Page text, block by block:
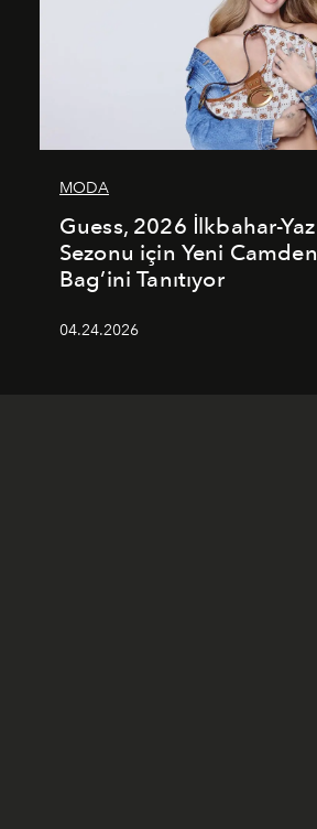
MODA
Guess, 2026 İlkbahar-Yaz
Sezonu için Yeni Camden
Bag’ini Tanıtıyor
04.24.2026